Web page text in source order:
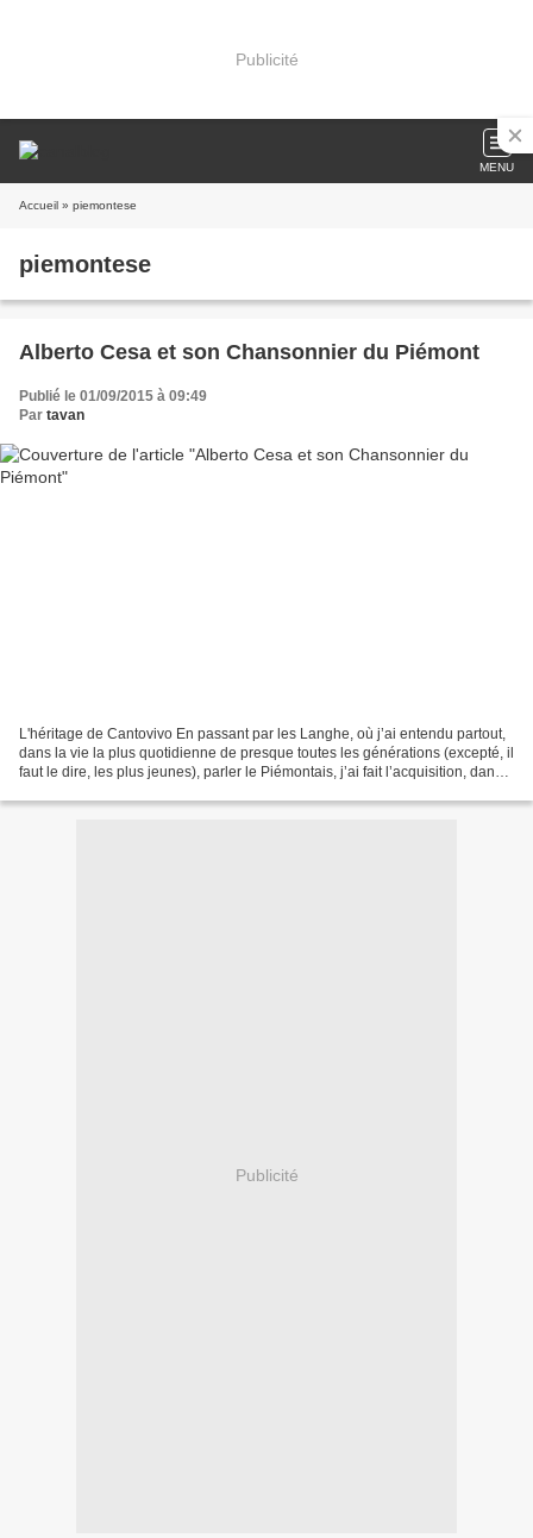
Publicité
MENU
Accueil » piemontese
piemontese
Alberto Cesa et son Chansonnier du Piémont
Publié le 01/09/2015 à 09:49
Par tavan
L'héritage de Cantovivo En passant par les Langhe, où j’ai entendu partout,
dans la vie la plus quotidienne de presque toutes les générations (excepté, il
faut le dire, les plus jeunes), parler le Piémontais, j’ai fait l’acquisition, dans
Publicité